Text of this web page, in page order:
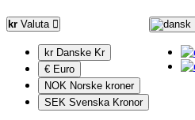
kr Valuta
kr Danske Kr
€ Euro
NOK Norske kroner
SEK Svenska Kronor